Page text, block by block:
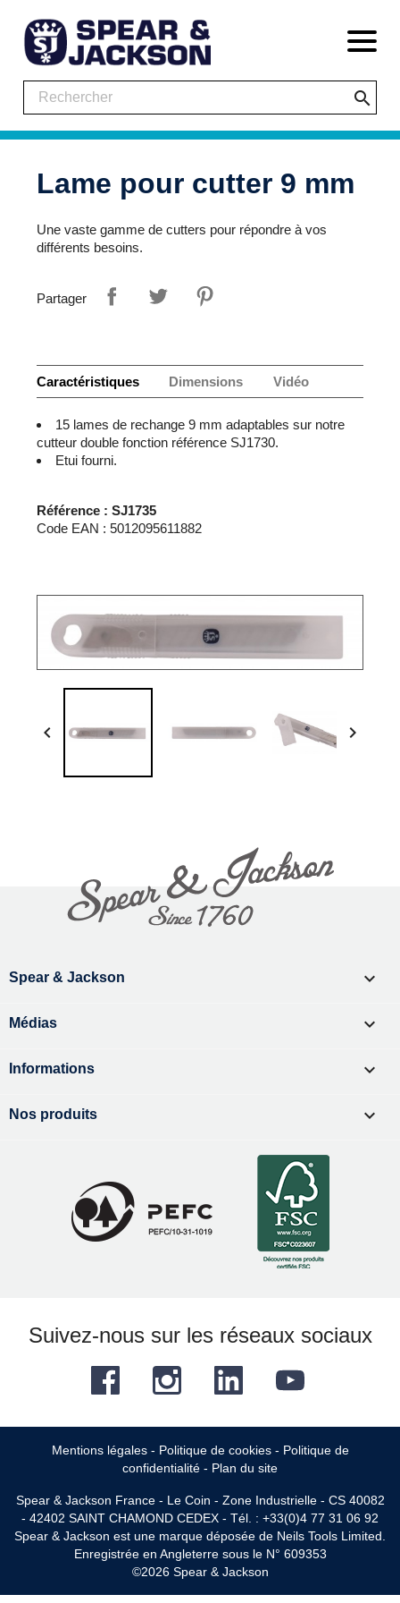
search
Lame pour cutter 9 mm
Une vaste gamme de cutters pour répondre à vos
différents besoins.
Partager
Caractéristiques Dimensions Vidéo
15 lames de rechange 9 mm adaptables sur notre
cutteur double fonction référence SJ1730.
Etui fourni.
Référence : SJ1735
Code EAN : 5012095611882
 
Spear & Jackson 
Médias 
Informations 
Nos produits 
Suivez-nous sur les réseaux sociaux
Facebook YouTube
Instagram LinkedIn
Mentions légales- Politique de cookies- Politique de
confidentialité - Plan du site
Spear & Jackson France - Le Coin - Zone Industrielle - CS 40082
- 42402 SAINT CHAMOND CEDEX - Tél. : +33(0)4 77 31 06 92
Spear & Jackson est une marque déposée de Neils Tools Limited.
Enregistrée en Angleterre sous le N° 609353
©2026 Spear & Jackson